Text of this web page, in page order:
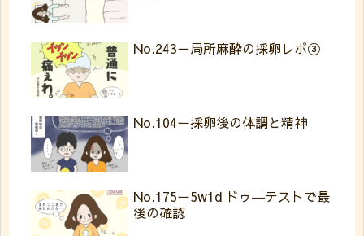
No.243－局所麻酔の採卵レポ③
No.104ー採卵後の体調と精神
No.175ー5w1d ドゥ―テストで最
後の確認